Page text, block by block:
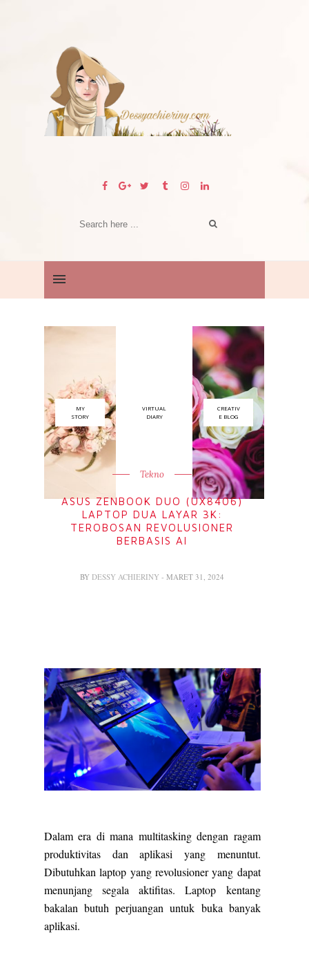
MY
STORY
VIRTUAL
DIARY
CREATIV
E BLOG
Tekno
ASUS ZENBOOK DUO (UX8406)
LAPTOP DUA LAYAR 3K:
TEROBOSAN REVOLUSIONER
BERBASIS AI
BYDESSY ACHIERINY- MARET 31, 2024
Dalam era di mana multitasking dengan ragam
produktivitas dan aplikasi yang menuntut.
Dibutuhkan laptop yang revolusioner yang dapat
menunjang segala aktifitas. Laptop kentang
bakalan butuh perjuangan untuk buka banyak
aplikasi.